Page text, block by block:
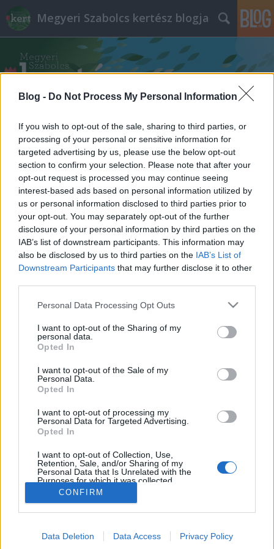
Blog - Do Not Process My Personal Information
If you wish to opt-out of the sale, sharing to third parties, or
processing of your personal or sensitive information for
targeted advertising by us, please use the below opt-out
section to confirm your selection. Please note that after your
opt-out request is processed you may continue seeing
interest-based ads based on personal information utilized by
us or personal information disclosed to third parties prior to
your opt-out. You may separately opt-out of the further
disclosure of your personal information by third parties on the
IAB’s list of downstream participants. This information may
also be disclosed by us to third parties on the IAB’s List of
Downstream Participants that may further disclose it to other
Please note that this website/app uses one or more Google
not limited to your visit or usage behaviour. You may click to
grant or deny consent to Google and its third-party tags to
use your data for below specified purposes in below Google
consent section.
Personal Data Processing Opt Outs
I want to opt-out of the Sharing of my
personal data.
Opted In
I want to opt-out of the Sale of my
Personal Data.
Opted In
I want to opt-out of processing my
Personal Data for Targeted Advertising.
Opted In
I want to opt-out of Collection, Use,
Retention, Sale, and/or Sharing of my
Personal Data that Is Unrelated with the
Purposes for which it was collected.
Opted Out
I want to allow Google to enable storage
CONFIRM
Data Deletion Data Access Privacy Policy
Megyeri Szabolcs kertész blogja
Címkék»manuálé
Még mindig zöldebb...
A szomszéd kertje mindig zöldebb, II. rész
Megyeri Szabolcs• 2012. október 09.
Az ősz a nagy kertrendezések időszaka, a legtöbb
növényt ilyenkor lehet biztonsággal ültetni, tavasszal
pedig már gyönyörködhetünk is szépségükben.
Ajánlott tehát most elvégezni a szükséges teendőket,
hogy a tél elmúltával, a jó idő beköszöntével
begyűjthessük majd az…
Zöldebb, mint a szomszéd kertje
Elérkezett a szeptember, még csak-csak melegek a
nyaralásból, rendezgetjük a nyáron készült fotókat.
Az ősz beköszöntével a nagy kertrendezések szezonja
ráfordítással, ötletességgel és…